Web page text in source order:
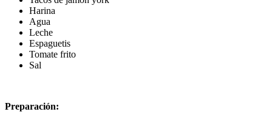
Harina
Agua
Leche
Espaguetis
Tomate frito
Sal
Preparación: